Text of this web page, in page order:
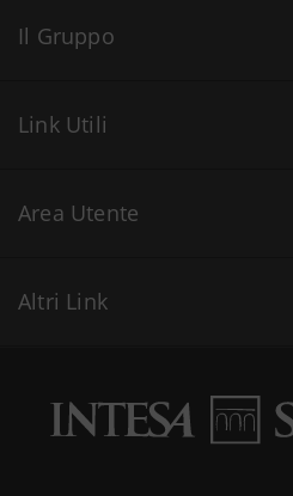
Il Gruppo
Link Utili
Area Utente
Altri Link